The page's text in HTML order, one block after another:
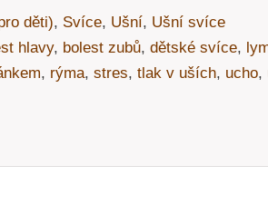
děti), Svíce, Ušní, Ušní svíce
hlavy, bolest zubů, dětské svíce,
, rýma, stres, tlak v uších, ucho,